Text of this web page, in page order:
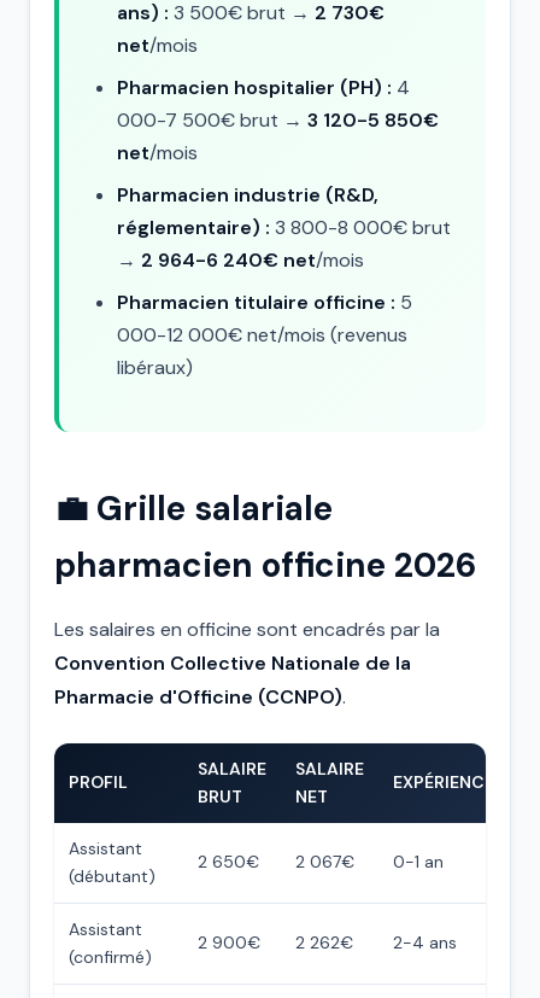
ans) : 3 500€ brut → 2 730€
net/mois
Pharmacien hospitalier (PH) : 4
000-7 500€ brut → 3 120-5 850€
net/mois
Pharmacien industrie (R&D,
réglementaire) : 3 800-8 000€ brut
→ 2 964-6 240€ net/mois
Pharmacien titulaire officine : 5
000-12 000€ net/mois (revenus
libéraux)
💼 Grille salariale
pharmacien officine 2026
Les salaires en officine sont encadrés par la
Convention Collective Nationale de la
Pharmacie d'Officine (CCNPO).
PROFIL
SALAIRE
BRUT
SALAIRE
NET
EXPÉRIENCE
Assistant
(débutant)
2 650€ 2 067€ 0-1 an
Assistant
(confirmé)
2 900€ 2 262€ 2-4 ans